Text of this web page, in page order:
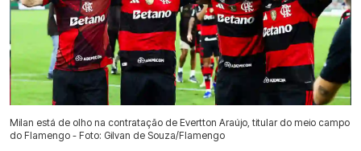
Milan está de olho na contratação de Evertton Araújo, titular do meio campo
do Flamengo - Foto: Gilvan de Souza/Flamengo